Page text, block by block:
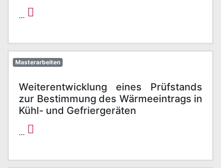
...
Masterarbeiten
Weiterentwicklung eines Prüfstands
zur Bestimmung des Wärmeeintrags in
Kühl- und Gefriergeräten
...